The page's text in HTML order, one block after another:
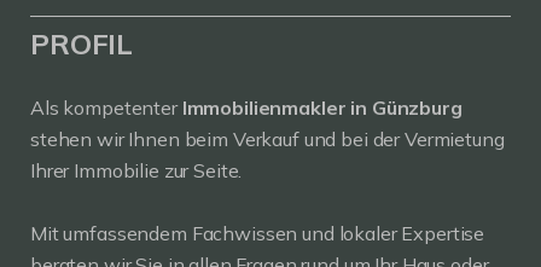
PROFIL
Als kompetenter Immobilienmakler in Günzburg
stehen wir Ihnen beim Verkauf und bei der Vermietung
Ihrer Immobilie zur Seite.
Mit umfassendem Fachwissen und lokaler Expertise